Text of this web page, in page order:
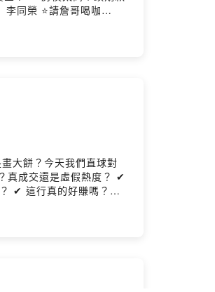
動，賣房抽五機~有機會
大餅？今天我們直球對
✔ 這行真的好賺嗎？揭
SoundOn